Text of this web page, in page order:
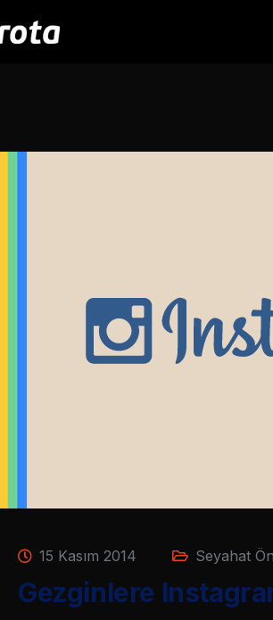
15 Kasım 2014 Seyahat
Gezginlere